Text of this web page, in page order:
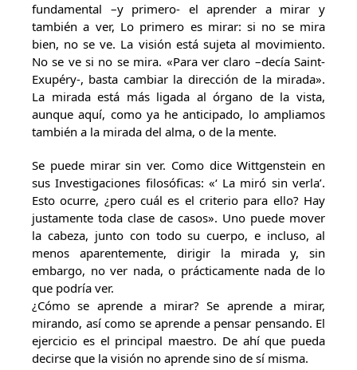
fundamental –y primero- el aprender a mirar y
también a ver, Lo primero es mirar: si no se mira
bien, no se ve. La visión está sujeta al movimiento.
No se ve si no se mira. «Para ver claro –decía Saint-
Exupéry-, basta cambiar la dirección de la mirada».
La mirada está más ligada al órgano de la vista,
aunque aquí, como ya he anticipado, lo ampliamos
también a la mirada del alma, o de la mente.
Se puede mirar sin ver. Como dice Wittgenstein en
sus Investigaciones filosóficas: «‘ La miró sin verla’.
Esto ocurre, ¿pero cuál es el criterio para ello? Hay
justamente toda clase de casos». Uno puede mover
la cabeza, junto con todo su cuerpo, e incluso, al
menos aparentemente, dirigir la mirada y, sin
embargo, no ver nada, o prácticamente nada de lo
que podría ver.
¿Cómo se aprende a mirar? Se aprende a mirar,
mirando, así como se aprende a pensar pensando. El
ejercicio es el principal maestro. De ahí que pueda
decirse que la visión no aprende sino de sí misma.